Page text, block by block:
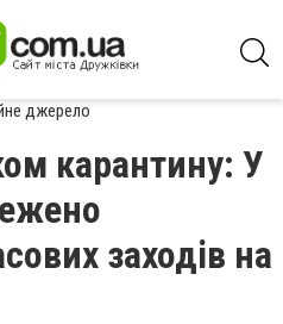
джерело
карантину: У
заходів на